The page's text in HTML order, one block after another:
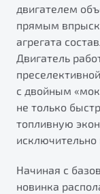
двигателем
прямым
агрегата
Двигатель
с двойным
не только
топливную
исключительно
Начиная с
новинка